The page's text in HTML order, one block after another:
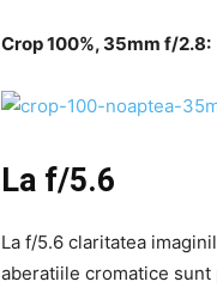
Crop 100%, 35mm f/2.8:
La f/5.6
La f/5.6 claritatea
aberatiile cromatice sunt